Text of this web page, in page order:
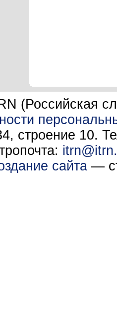
(Российская
строение 10.
сайта —